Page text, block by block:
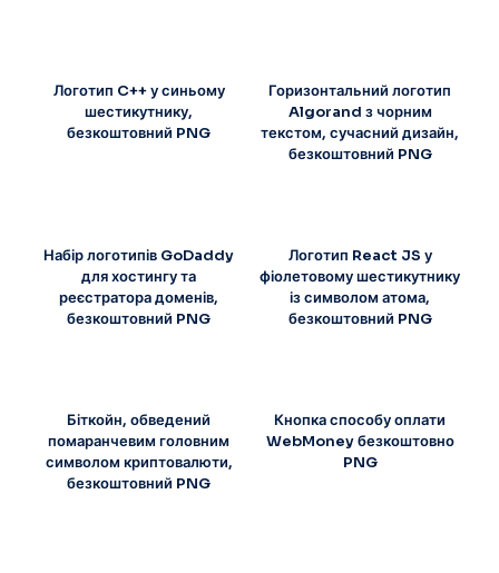
Логотип C++ у синьому
шестикутнику,
безкоштовний PNG
Горизонтальний логотип
Algorand з чорним
текстом, сучасний дизайн,
безкоштовний PNG
Набір логотипів GoDaddy
для хостингу та
реєстратора доменів,
безкоштовний PNG
Логотип React JS у
фіолетовому шестикутнику
із символом атома,
безкоштовний PNG
Біткойн, обведений
помаранчевим головним
символом криптовалюти,
безкоштовний PNG
Кнопка способу оплати
WebMoney безкоштовно
PNG